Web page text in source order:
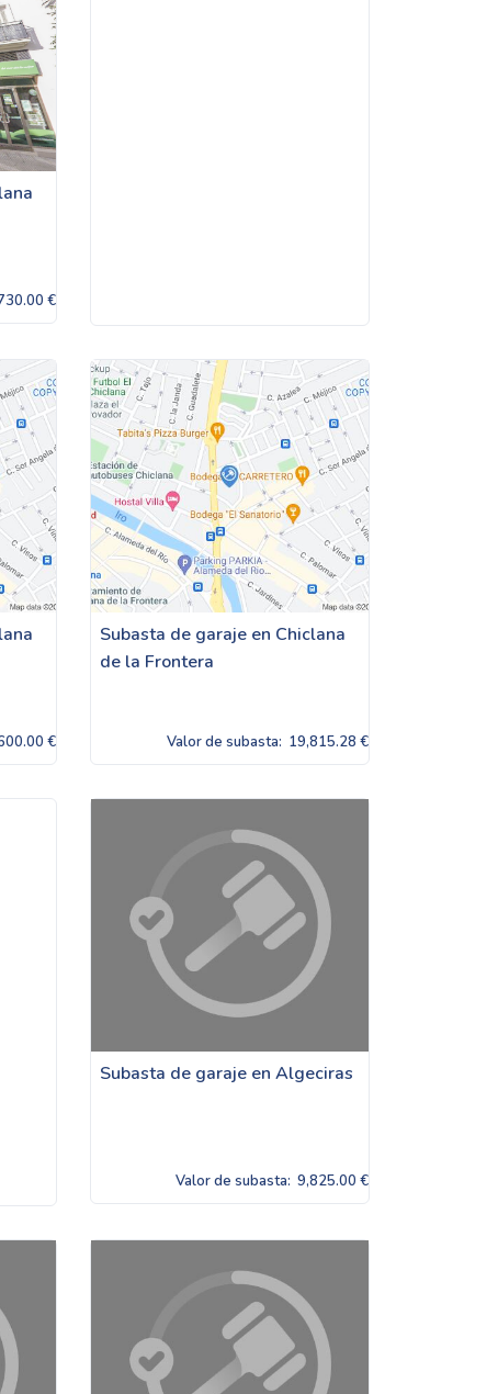
€
€
Subasta de garaje en Chiclana
de la Frontera
Valor de subasta: 19,815.28 €
Subasta de garaje en Algeciras
Valor de subasta: 9,825.00 €